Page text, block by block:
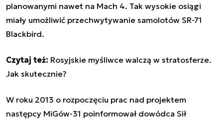
planowanymi nawet na Mach 4. Tak wysokie osiągi
miały umożliwić przechwytywanie samolotów SR-71
Blackbird.
Czytaj też: Rosyjskie myśliwce walczą w stratosferze.
Jak skutecznie?
W roku 2013 o rozpoczęciu prac nad projektem
następcy MiGów-31 poinformował dowódca Sił